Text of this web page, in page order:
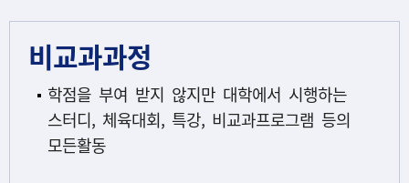
비교과과정
학점을 부여 받지 않지만 대학에서 시행하는
스터디, 체육대회, 특강, 비교과프로그램 등의
모든활동